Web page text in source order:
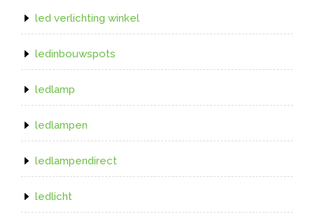
led verlichting winkel
ledinbouwspots
ledlamp
ledlampen
ledlampendirect
ledlicht